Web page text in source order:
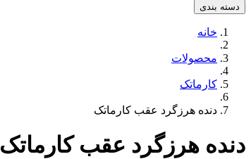
دسته بندی
خانه
محصولات
کارماتک
دنده هرزگرد عقب کارماتک
دنده هرزگرد عقب کارماتک